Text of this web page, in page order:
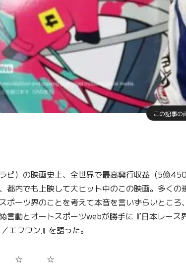
この記事の
ピ）の映画史上、全世界で最高興行収益（5億
都内でも上映して大ヒット中のこの映画。多く
ポーツ界のことを考えて本音を言いずらいとこ
言動とオートスポーツwebが勝手に『日本レー
エフワン』を語った。
☆ ☆